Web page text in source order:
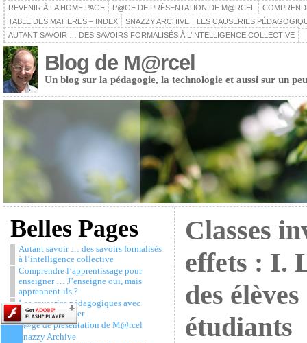
REVENIR À LA HOME PAGE P@GE DE PRÉSENTATION DE M@RCEL
TABLE DES MATIERES – INDEX
SNAZZY ARCHIVE
LES CAUSERIES
AUTANT SAVOIR … DES SAVOIRS FORMALISÉS À L’INTELLIGENCE COLLECTIVE
Blog de M@rcel
Un blog sur la pédagogie, la technologie et aussi sur un
Belles Pages
Autant savoir … des savoirs formalisés
à l’intelligence collective
Comprendre l’apprentissage pour
enseigner … J’enseigne oui, mais
apprennent-ils ?
Les causeries pédagogiques avec
Christophe Batier
P@ge de présentation de M@rcel
Snazzy Archive
Classes
effets : I.
des
étudiants